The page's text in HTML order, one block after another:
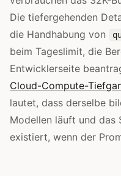
Die tiefergehenden
die Handhabung von
beim Tageslimit, die
Entwicklerseite
Cloud-Compute-
lautet, dass derselbe
Modellen läuft und das
existiert, wenn der